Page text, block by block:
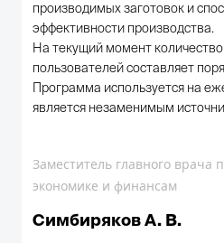
производимых заготовок и
эффективности производства.
На текущий момент
пользователей составляет
Программа используется на
является незаменимым
Заместитель главного врача
экономике и финансам
Симбиряков А. В.